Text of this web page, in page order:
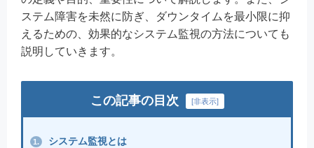
ステム障害を未然に防ぎ、ダウンタイムを最小限に抑
えるための、効果的なシステム監視の方法についても
説明していきます。
この記事の目次 [非表示]
1. システム監視とは